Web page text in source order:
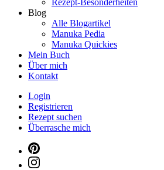
Rezept-Besonderheiten
Blog
Alle Blogartikel
Manuka Pedia
Manuka Quickies
Mein Buch
Über mich
Kontakt
Login
Registrieren
Rezept suchen
Überrasche mich